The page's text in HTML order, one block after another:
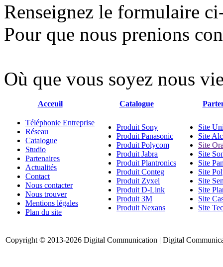
Renseignez le formulaire
Pour que nous prenions
Où que vous soyez nous
Acceuil Catalogue
Téléphonie Entreprise
Réseau
Catalogue
Studio
Partenaires
Actualités
Contact
Nous contacter
Nous trouver
Mentions légales
Plan du site
Produit Sony
Produit Panasonic
Produit Polycom
Produit Jabra
Produit Plantronics
Produit Conteg
Produit Zyxel
Produit D-Link
Produit 3M
Produit Nexans
Site
Site
Site
Site
Site
Site
Site
Site
Site
Site
Copyright © 2013-2026 Digital Communication | Digital